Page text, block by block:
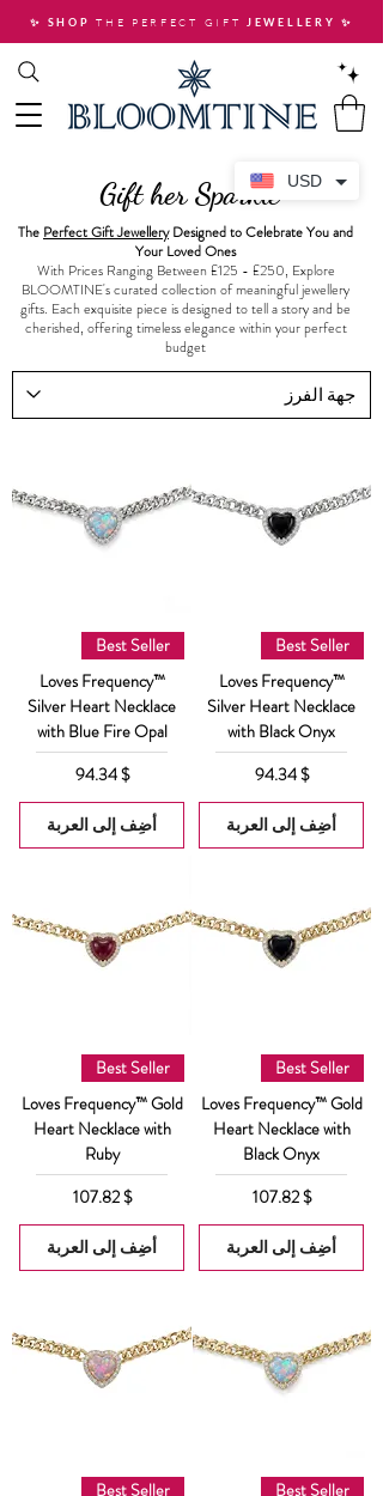
✨ SHOPTHE PERFECT GIFT JEWELLERY ✨
Gift her Sparkle
The Perfect Gift JewelleryDesigned to Celebrate You and
Your Loved Ones
With Prices Ranging Between £125 - £250, Explore
BLOOMTINE's curated collection of meaningful jewellery
gifts. Each exquisite piece is designed to tell a story and be
cherished, offering timeless elegance within your perfect
budget
Best Seller
Loves Frequency™
Silver Heart Necklace
with Black Onyx
السعر
$ 94.34
أضِف إلى العربة
Best Seller
Loves Frequency™
Silver Heart Necklace
with Blue Fire Opal
السعر
$ 94.34
أضِف إلى العربة
Best Seller
Loves Frequency™ Gold
Heart Necklace with
Black Onyx
السعر
$ 107.82
أضِف إلى العربة
Best Seller
Loves Frequency™ Gold
Heart Necklace with
Ruby
السعر
$ 107.82
أضِف إلى العربة
Best Seller
Best Seller
USD